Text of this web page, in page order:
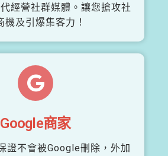
經營社群媒體。讓您搶攻社
機及引爆集客力！
Google商家
證不會被Google刪除，外加